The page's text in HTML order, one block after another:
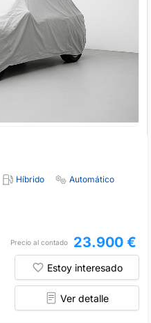
Híbrido
Automático
Precio al contado 23.900 €
Estoy interesado
Ver detalle